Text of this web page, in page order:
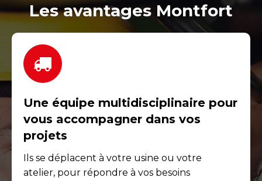
Les avantages Montfort
Une équipe multidisciplinaire pour
vous accompagner dans vos
projets
Ils se déplacent à votre usine ou votre
atelier, pour répondre à vos besoins